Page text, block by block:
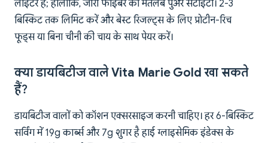
लाइटर है; हालांकि, जीरो फाइबर का मतलब पुअर सैटाइटी। 2-3
बिस्किट तक लिमिट करें और बेस्ट रिजल्ट्स के लिए प्रोटीन-रिच
फूड्स या बिना चीनी की चाय के साथ पेयर करें।
क्या डायबिटीज वाले Vita Marie Gold खा सकते
हैं?
डायबिटीज वालों को कॉशन एक्सरसाइज करनी चाहिए। हर 6-बिस्किट
सर्विंग में 19g कार्ब्स और 7g शुगर है हाई ग्लाइसेमिक इंडेक्स के